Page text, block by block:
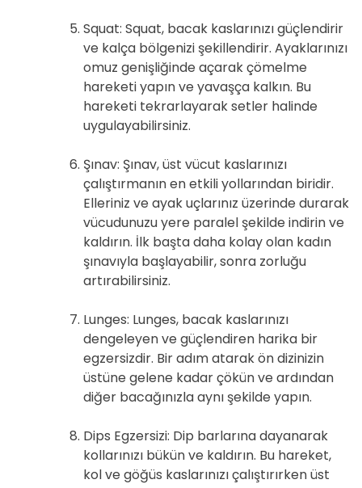
Squat: Squat, bacak kaslarınızı güçlendirir
ve kalça bölgenizi şekillendirir. Ayaklarınızı
omuz genişliğinde açarak çömelme
hareketi yapın ve yavaşça kalkın. Bu
hareketi tekrarlayarak setler halinde
uygulayabilirsiniz.
Şınav: Şınav, üst vücut kaslarınızı
çalıştırmanın en etkili yollarından biridir.
Elleriniz ve ayak uçlarınız üzerinde durarak
vücudunuzu yere paralel şekilde indirin ve
kaldırın. İlk başta daha kolay olan kadın
şınavıyla başlayabilir, sonra zorluğu
artırabilirsiniz.
Lunges: Lunges, bacak kaslarınızı
dengeleyen ve güçlendiren harika bir
egzersizdir. Bir adım atarak ön dizinizin
üstüne gelene kadar çökün ve ardından
diğer bacağınızla aynı şekilde yapın.
Dips Egzersizi: Dip barlarına dayanarak
kollarınızı bükün ve kaldırın. Bu hareket,
kol ve göğüs kaslarınızı çalıştırırken üst